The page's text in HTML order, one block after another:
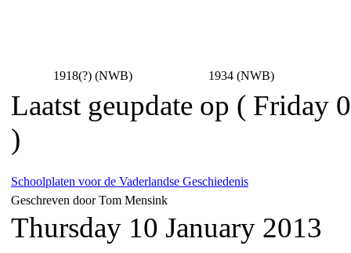
1918(?) (NWB) 1934 (NWB)
Laatst geupdate op ( Friday
)
Schoolplaten voor de Vaderlandse Geschiedenis
Geschreven door Tom Mensink
Thursday 10 January 2013